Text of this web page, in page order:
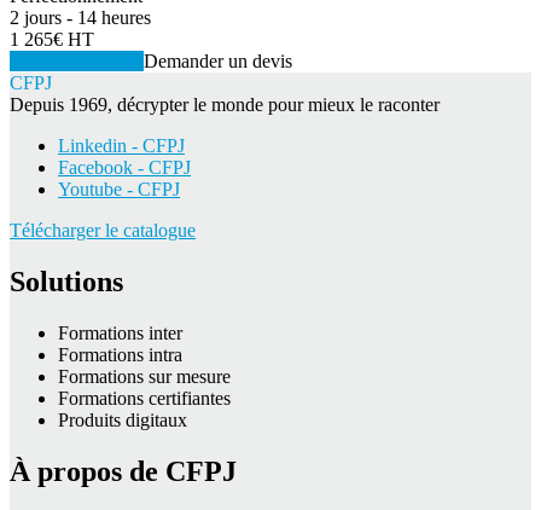
2 jours - 14 heures
1 265€ HT
Demander un devis
CFPJ
Depuis 1969, décrypter le monde pour mieux le raconter
Linkedin - CFPJ
Facebook - CFPJ
Youtube - CFPJ
Télécharger le catalogue
Solutions
Formations inter
Formations intra
Formations sur mesure
Formations certifiantes
Produits digitaux
À propos de CFPJ